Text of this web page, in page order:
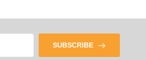
SUBSCRIBE